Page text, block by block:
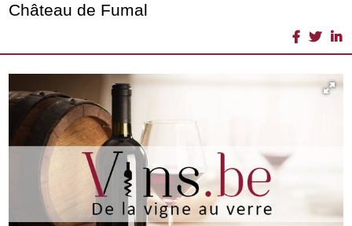
Château de Fumal